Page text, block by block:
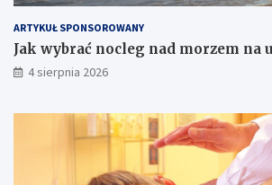
ARTYKUŁ SPONSOROWANY
Jak wybrać nocleg nad morzem na
4 sierpnia 2026